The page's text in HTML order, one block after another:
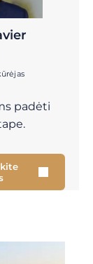
padėti